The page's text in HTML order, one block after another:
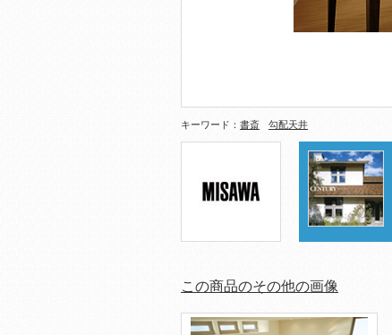
キーワード： 書斎 勾配天井
この商品のその他の画像